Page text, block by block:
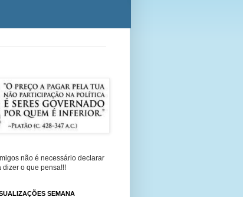
não é necessário declarar
dizer o que pensa!!!
SEMANA